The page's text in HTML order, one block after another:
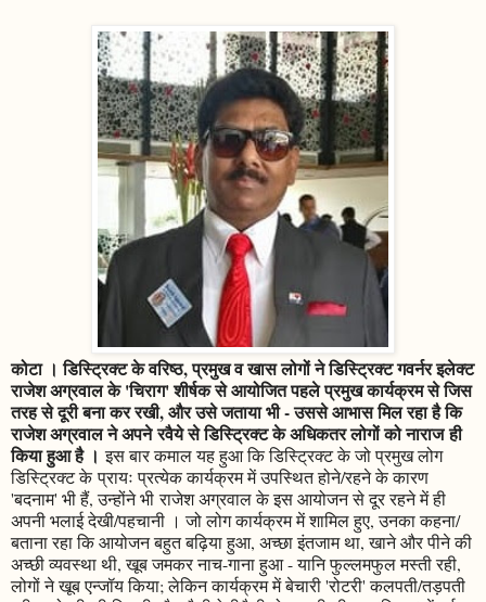
कोटा । डिस्ट्रिक्ट के वरिष्ठ, प्रमुख व खास लोगों ने डिस्ट्रिक्ट गवर्नर इलेक्ट
राजेश अग्रवाल के 'चिराग' शीर्षक से आयोजित पहले प्रमुख कार्यक्रम से जिस
तरह से दूरी बना कर रखी, और उसे जताया भी - उससे आभास मिल रहा है कि
राजेश अग्रवाल ने अपने रवैये से डिस्ट्रिक्ट के अधिकतर लोगों को नाराज ही
किया हुआ है । इस बार कमाल यह हुआ कि डिस्ट्रिक्ट के जो प्रमुख लोग
डिस्ट्रिक्ट के प्रायः प्रत्येक कार्यक्रम में उपस्थित होने/रहने के कारण
'बदनाम' भी हैं, उन्होंने भी राजेश अग्रवाल के इस आयोजन से दूर रहने में ही
अपनी भलाई देखी/पहचानी । जो लोग कार्यक्रम में शामिल हुए, उनका कहना/
बताना रहा कि आयोजन बहुत बढ़िया हुआ, अच्छा इंतजाम था, खाने और पीने की
अच्छी व्यवस्था थी, खूब जमकर नाच-गाना हुआ - यानि फुल्लमफुल मस्ती रही,
लोगों ने खूब एन्जॉय किया; लेकिन कार्यक्रम में बेचारी 'रोटरी' कलपती/तड़पती